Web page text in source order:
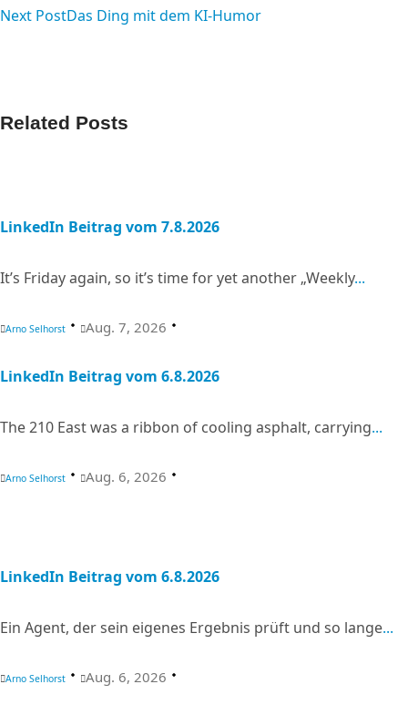
screen-
Next PostDas Ding mit dem KI-Humor
Related Posts
LinkedIn Beitrag vom 7.8.2026
It’s Friday again, so it’s time for yet another „Weekly...
Arno Selhorst Aug. 7, 2026
LinkedIn Beitrag vom 6.8.2026
The 210 East was a ribbon of cooling asphalt, carrying...
Arno Selhorst Aug. 6, 2026
LinkedIn Beitrag vom 6.8.2026
Ein Agent, der sein eigenes Ergebnis prüft und so lange...
Arno Selhorst Aug. 6, 2026